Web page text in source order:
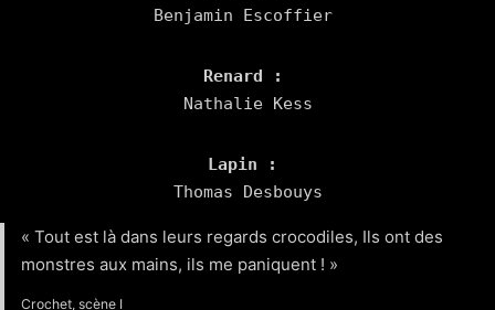
Benjamin Escoffier
Renard :
Nathalie Kess
Lapin :
Thomas Desbouys
« Tout est là dans leurs regards crocodiles, Ils ont des
monstres aux mains, ils me paniquent ! »
Crochet, scène I